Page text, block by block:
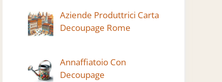
Aziende Produttrici Carta
Decoupage Rome
Annaffiatoio Con
Decoupage